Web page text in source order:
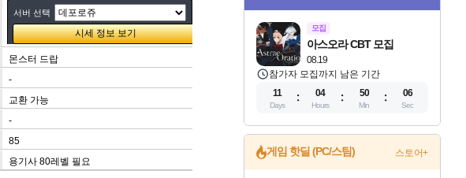
서버 선택
몬스터 드랍
-
교환 가능
-
85
용기사 80레벨 필요
모집
08.19
아스오라 CBT 모집
참가자 모집까지 남은 기간
11
Days
04
Hours
50
Min
05
Sec
게임 핫딜 (PC/스팀) 스토어+